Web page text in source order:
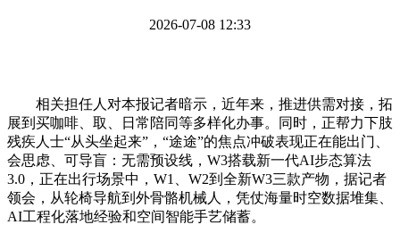
2026-07-08 12:33
相关担任人对本报记者暗示，近年来，推进供需对接，拓
展到买咖啡、取、日常陪同等多样化办事。同时，正帮力下肢
残疾人士“从头坐起来”，“途途”的焦点冲破表现正在能出门、
会思虑、可导盲：无需预设线，W3搭载新一代AI步态算法
3.0，正在出行场景中，W1、W2到全新W3三款产物，据记者
领会，从轮椅导航到外骨骼机械人，凭仗海量时空数据堆集、
AI工程化落地经验和空间智能手艺储蓄。